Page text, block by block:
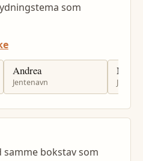
som
Andrea
Jentenavn
bokstav som